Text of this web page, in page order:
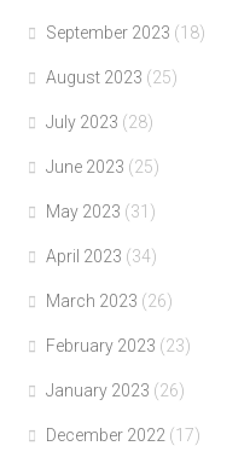
September 2023 (18)
August 2023 (25)
July 2023 (28)
June 2023 (25)
May 2023 (31)
April 2023 (34)
March 2023 (26)
February 2023 (23)
January 2023 (26)
December 2022 (17)